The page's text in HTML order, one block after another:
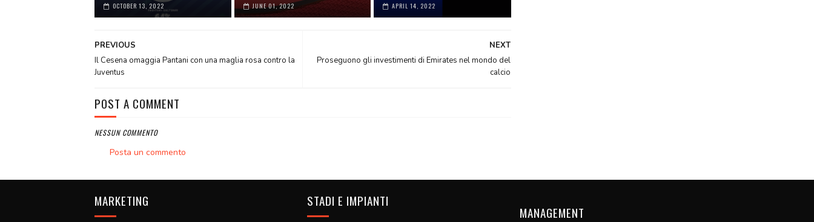
OCTOBER 13, 2022 JUNE 01, 2022 APRIL 14, 2022
NEXT
Proseguono gli investimenti di Emirates nel mondo del
calcio
PREVIOUS
Il Cesena omaggia Pantani con una maglia rosa contro la
Juventus
POST A COMMENT
NESSUN COMMENTO
Posta un commento
MARKETING STADI E IMPIANTI
MANAGEMENT